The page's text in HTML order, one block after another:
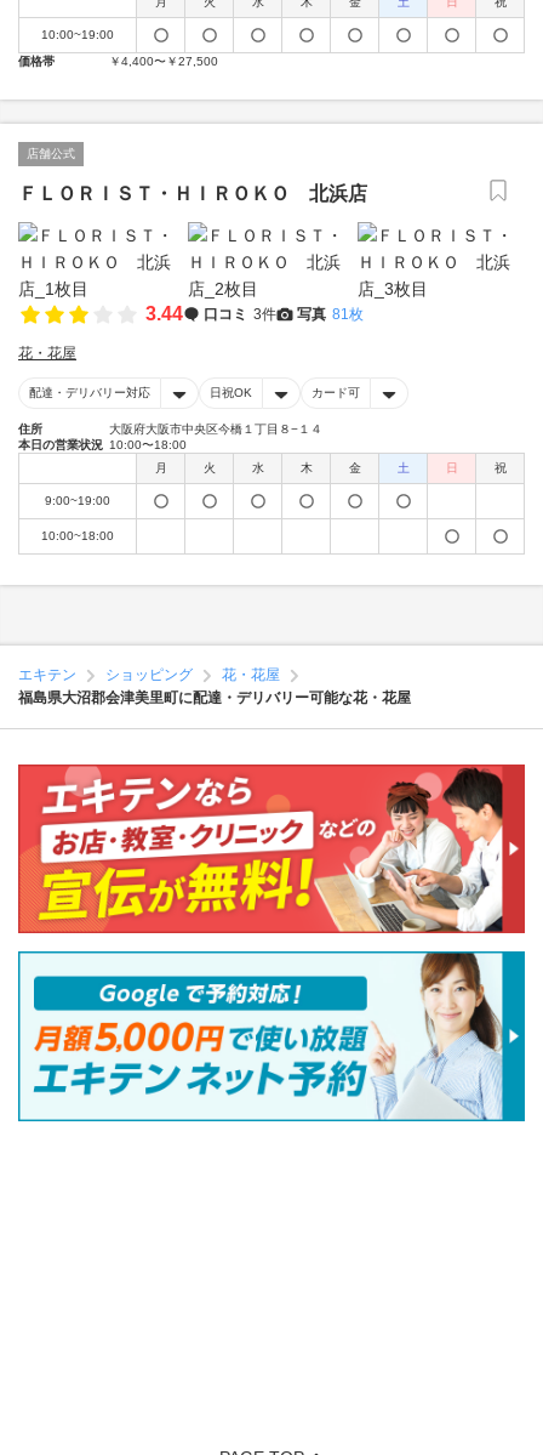
10:00~19:00
価格帯
￥4,400〜￥27,500
店舗公式
ＦＬＯＲＩＳＴ・ＨＩＲＯＫＯ 北浜店
3.44 口コミ 3件 写真 81枚
花・花屋
配達・デリバリー対応 日祝OK カード可
住所
大阪府大阪市中央区今橋１丁目８−１４
本日の営業状況 10:00〜18:00
月
火 水 木 金 土 日 祝
9:00~19:00
10:00~18:00
エキテン ショッピング
花・花屋
福島県大沼郡会津美里町に配達・デリバリー可能な花・花屋